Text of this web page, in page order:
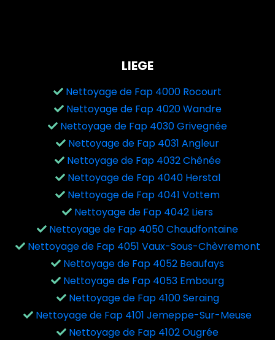
LIEGE
Nettoyage de Fap 4000 Rocourt
Nettoyage de Fap 4020 Wandre
Nettoyage de Fap 4030 Grivegnée
Nettoyage de Fap 4031 Angleur
Nettoyage de Fap 4032 Chênée
Nettoyage de Fap 4040 Herstal
Nettoyage de Fap 4041 Vottem
Nettoyage de Fap 4042 Liers
Nettoyage de Fap 4050 Chaudfontaine
Nettoyage de Fap 4051 Vaux-Sous-Chèvremont
Nettoyage de Fap 4052 Beaufays
Nettoyage de Fap 4053 Embourg
Nettoyage de Fap 4100 Seraing
Nettoyage de Fap 4101 Jemeppe-Sur-Meuse
Nettoyage de Fap 4102 Ougrée